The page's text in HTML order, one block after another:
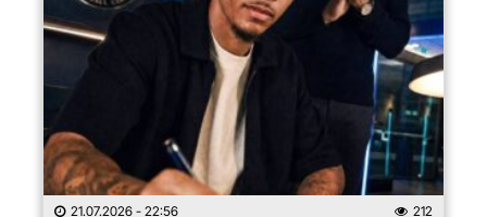
21.07.2026 - 22:56 212